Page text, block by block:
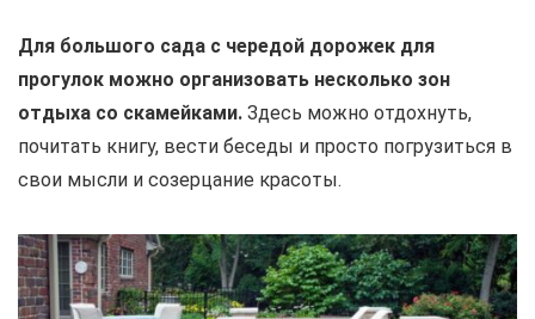
Для большого сада с чередой дорожек для
прогулок можно организовать несколько зон
отдыха со скамейками. Здесь можно отдохнуть,
почитать книгу, вести беседы и просто погрузиться в
свои мысли и созерцание красоты.